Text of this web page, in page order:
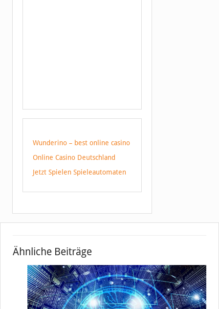
Wunderino – best online casino
Online Casino Deutschland
Jetzt Spielen Spieleautomaten
Ähnliche Beiträge